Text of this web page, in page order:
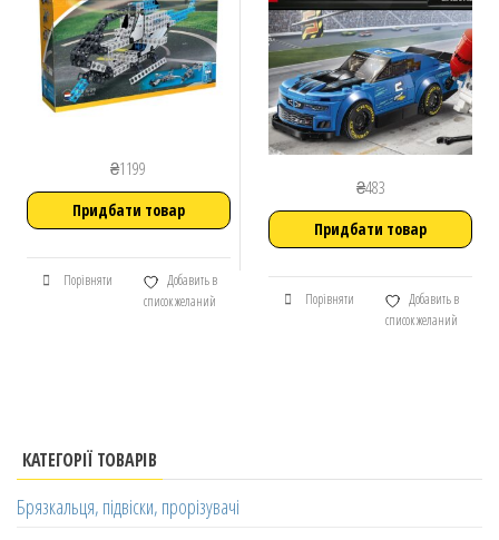
₴1199
Придбати товар
Порівняти
Добавить в
список желаний
₴483
Придбати товар
Порівняти
Добавить в
список желаний
КАТЕГОРІЇ ТОВАРІВ
Брязкальця, підвіски, прорізувачі